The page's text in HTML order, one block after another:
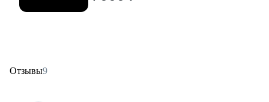
Отзывы9